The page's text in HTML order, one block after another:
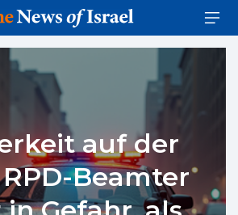
auf der
Beamter